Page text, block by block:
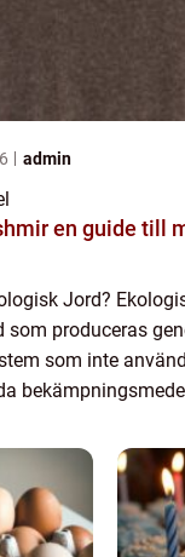
admin
mjuk lyxlig
Jord?
som produceras
som inte
Istället för att